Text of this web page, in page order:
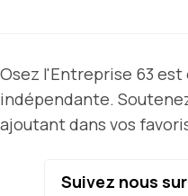
Osez l'Entreprise 63
indépendante.
ajoutant dans vos
Suivez nous